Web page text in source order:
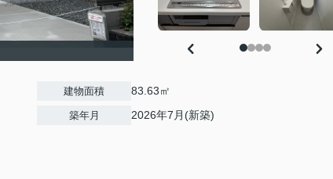
建物面積 83.63㎡
築年月 2026年7月(新築)